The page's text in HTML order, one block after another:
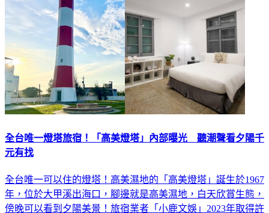
全台唯一燈塔旅宿！「高美燈塔」內部曝光 聽潮聲看夕陽千
元有找
全台唯一可以住的燈塔！高美濕地的「高美燈塔」誕生於1967
年，位於大甲溪出海口，腳邊就是高美濕地，白天欣賞生態，
傍晚可以看到夕陽美景！旅宿業者「小鹿文娛」2023年取得許